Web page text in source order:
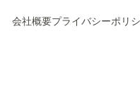
会社概要プライバシーポリ